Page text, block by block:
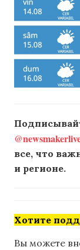
все, что
и регионе.
Хотите
Вы можете